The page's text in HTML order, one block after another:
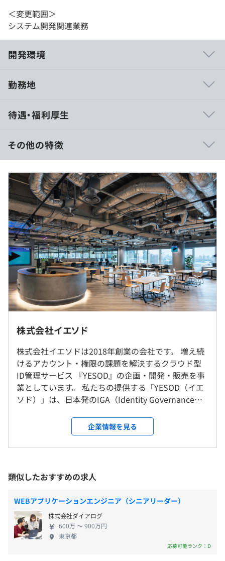
＜変更範囲＞
システム開発関連業務
開発環境
ベントデイは出社日にしています。
Governance and Administration）ソリューションです。
複雑化する組織構造に起因するセキュリティ課題を乗り越
え、企業に関わるすべての人が、安心して情報を活用し、
挑戦できる世界を目指しています。
https://yesod.co/
・定期的な1on1で技術向上やキャリアについては積極的
に支援
・全エンジニアにGitHub Copilot for Business ライセン
ス付与
Docker、Kubernetes
Vue.js（2.X） / Vuex / Storybook
・データベース: PostgreSQL (Cloud SQL)
・インフラ: GCP / Docker / Kubernetes
・aC: kustomize / Helm
・バージョン管理 : GitHub
勤務地
＜雇入時＞
雇入時：東京本社、および自宅
＜変更範囲＞
会社の定める場所（テレワークを行う場所を含む）
受動喫煙防止措置に関する事項
敷地内禁煙（喫煙場所あり）
JR「品川駅」港南口より徒歩6分
待遇・福利厚生
■賃金形態：年俸制
■賃金の決定方法：当社規定により決定
年収：700万〜1000万
月給：584,000円〜834,000円
基本給：429,000円＋固定残業代155,000円〜613,000円＋
固定残業代221,000円）
※固定残業時間は45時間／月、超過分については別途支
給
※信託型ストックオプション制度あり
（※想定年収は年収提示額を保証するものではありません）
フレックスタイム制（コアタイムなし）
※リモートワーク（週1出社）
※所定労働時間： 8時間/日
※固定残業時間：45時間/月 ※ 深夜残業分は別途支給
休憩時間：休憩60分 ※昼食時間は業務の都合により各々
■休⽇休暇形態
・完全週休2⽇制（土曜日 / 日曜日 / 祝日）
■その他の休日
その他の特徴
株式会社イエソド
株式会社イエソドは2018年創業の会社です。 増え続
けるアカウント・権限の課題を解決するクラウド型
ID管理サービス 『YESOD』の企画・開発・販売を事
業としています。 私たちの提供する「YESOD（イエ
ソド）」は、日本発のIGA（Identity Governance
する組織構造に起因するセキュリティ課題を乗り越
え、企業に関わるすべての人が、安心して情報を活
用し、挑戦できる世界を目指しています。 現在、提
当社は、アーキテクチャ設計から自社サービス開発
にチャレンジしたい方や、下記Mission / Visionに共
感していただけるエンジニアを歓迎いたします。
◆SaaSシステム「YESOD」とは YESODは、各部門
に散在するスプレッドシートやSaaSの従業員・組織
情報を集約し、正確な履歴とともに統合管理します。
これにより、全社で共通の人・組織データを持ち、
企業情報を見る
類似したおすすめの求人
WEBアプリケーションエンジニア（シニアリーダー）
株式会社ダイアログ
600万 〜 900万円
東京都
応募可能ランク：D